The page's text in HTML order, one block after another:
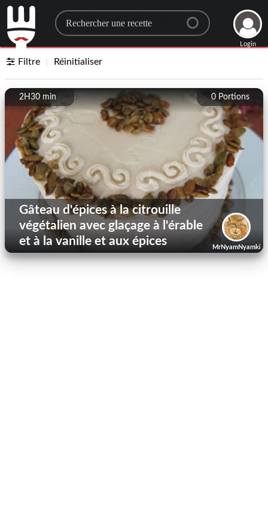
Search for a recipe
Login
Filtre Réinitialiser
0 Portions
2H30 min
MrNyamNyamkin
Gâteau d'épices à la citrouille
végétalien avec glaçage à l'érable
et à la vanille et aux épices